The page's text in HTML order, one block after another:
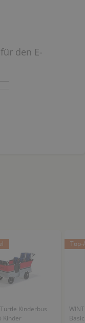
den E-
Kinderbus
Kinder